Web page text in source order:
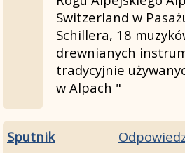
Switzerland w
Schillera, 18
drewnianych
tradycyjnie
w Alpach "
Sputnik